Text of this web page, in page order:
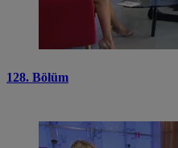
128. Bölüm